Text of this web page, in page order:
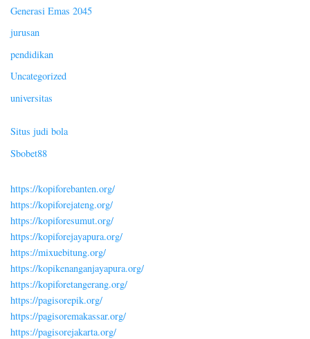
Generasi Emas 2045
jurusan
pendidikan
Uncategorized
universitas
Situs judi bola
Sbobet88
https://kopiforebanten.org/
https://kopiforejateng.org/
https://kopiforesumut.org/
https://kopiforejayapura.org/
https://mixuebitung.org/
https://kopikenanganjayapura.org/
https://kopiforetangerang.org/
https://pagisorepik.org/
https://pagisoremakassar.org/
https://pagisorejakarta.org/